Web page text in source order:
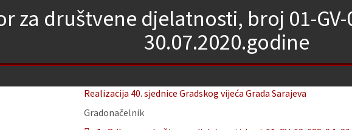
za društvene djelatnosti, broj 01-GV-
30.07.2020.godine
Realizacija 40. sjednice Gradskog vijeća Grada Sarajeva
Gradonačelnik